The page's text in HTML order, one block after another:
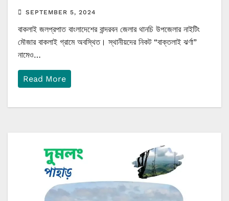
SEPTEMBER 5, 2024
বাকলাই জলপ্রপাত বাংলাদেশের বান্দরবন জেলার থানচি উপজেলার নাইটিং
মৌজার বাকলাই গ্রামে অবস্থিত। স্থানীয়দের নিকট “বাক্তলাই ঝর্ণা”
নামেও…
Read More